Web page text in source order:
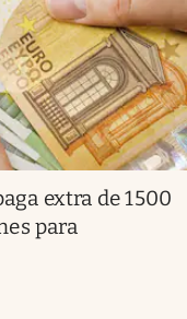
extra de 1500
para